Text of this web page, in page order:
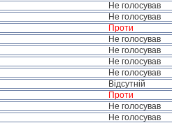
Не голосував
Не голосував
Проти
Не голосував
Не голосував
Не голосував
Не голосував
Відсутній
Проти
Не голосував
Не голосував